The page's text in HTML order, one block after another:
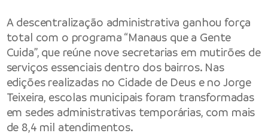
A descentralização administrativa ganhou força
total com o programa “Manaus que a Gente
Cuida”, que reúne nove secretarias em mutirões de
serviços essenciais dentro dos bairros. Nas
edições realizadas no Cidade de Deus e no Jorge
Teixeira, escolas municipais foram transformadas
em sedes administrativas temporárias, com mais
de 8,4 mil atendimentos.